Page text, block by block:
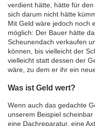
verdient hätte, hätte für
sich darum nicht hätte
Mit Geld wäre jedoch noch
möglich: Der Bauer hätte
Scheunendach verkaufen
können, bis vielleicht der
vielleicht statt dessen der
wäre, zu dem er ihr ein
Was ist Geld wert?
Wenn auch das gedachte
unserem Beispiel
eine Dachreparatur, eine